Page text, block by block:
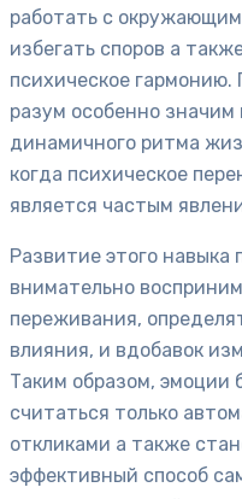
работать с
избегать споров а
психическое гармонию.
разум особенно значим
динамичного ритма
когда психическое
является частым
Развитие этого навыка
внимательно
переживания,
влияния, и вдобавок
Таким образом, эмоции
считаться только
откликами а также
эффективный способ